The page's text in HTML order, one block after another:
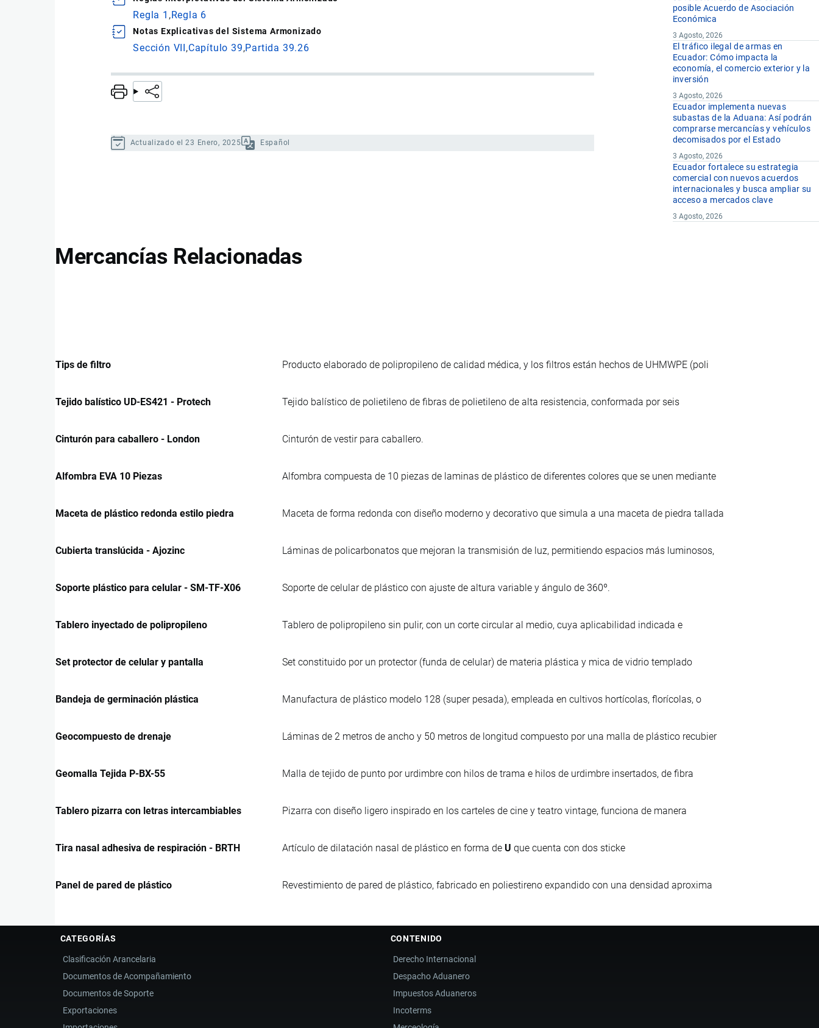
Regla 1 Regla 6
Notas Explicativas del Sistema Armonizado
Sección VII Capítulo 39 Partida 39.26
Actualizado el 23 Enero, 2025 Español
posible Acuerdo de Asociación
Económica
3 Agosto, 2026
El tráfico ilegal de armas en
Ecuador: Cómo impacta la
economía, el comercio exterior y la
inversión
3 Agosto, 2026
Ecuador implementa nuevas
subastas de la Aduana: Así podrán
comprarse mercancías y vehículos
decomisados por el Estado
3 Agosto, 2026
Ecuador fortalece su estrategia
comercial con nuevos acuerdos
internacionales y busca ampliar su
acceso a mercados clave
3 Agosto, 2026
Mercancías Relacionadas
Tips de filtro Producto elaborado de polipropileno de calidad médica, y los filtros están hechos de UHMWPE (poli
Tejido balístico UD-ES421 - Protech Tejido balístico de polietileno de fibras de polietileno de alta resistencia, conformada por seis
Cinturón para caballero - London Cinturón de vestir para caballero.
Alfombra EVA 10 Piezas Alfombra compuesta de 10 piezas de laminas de plástico de diferentes colores que se unen mediante
Maceta de plástico redonda estilo piedra Maceta de forma redonda con diseño moderno y decorativo que simula a una maceta de piedra tallada
Cubierta translúcida - Ajozinc Láminas de policarbonatos que mejoran la transmisión de luz, permitiendo espacios más luminosos,
Soporte plástico para celular - SM-TF-X06 Soporte de celular de plástico con ajuste de altura variable y ángulo de 360º.
Tablero inyectado de polipropileno Tablero de polipropileno sin pulir, con un corte circular al medio, cuya aplicabilidad indicada e
Set protector de celular y pantalla Set constituido por un protector (funda de celular) de materia plástica y mica de vidrio templado
Bandeja de germinación plástica Manufactura de plástico modelo 128 (super pesada), empleada en cultivos hortícolas, florícolas, o
Geocompuesto de drenaje Láminas de 2 metros de ancho y 50 metros de longitud compuesto por una malla de plástico recubier
Geomalla Tejida P-BX-55 Malla de tejido de punto por urdimbre con hilos de trama e hilos de urdimbre insertados, de fibra
Tablero pizarra con letras intercambiables Pizarra con diseño ligero inspirado en los carteles de cine y teatro vintage, funciona de manera
Tira nasal adhesiva de respiración - BRTH Artículo de dilatación nasal de plástico en forma de U que cuenta con dos sticke
Panel de pared de plástico Revestimiento de pared de plástico, fabricado en poliestireno expandido con una densidad aproxima
CATEGORÍAS
Clasificación Arancelaria
Documentos de Acompañamiento
Documentos de Soporte
Exportaciones
CONTENIDO
Derecho Internacional
Despacho Aduanero
Impuestos Aduaneros
Incoterms